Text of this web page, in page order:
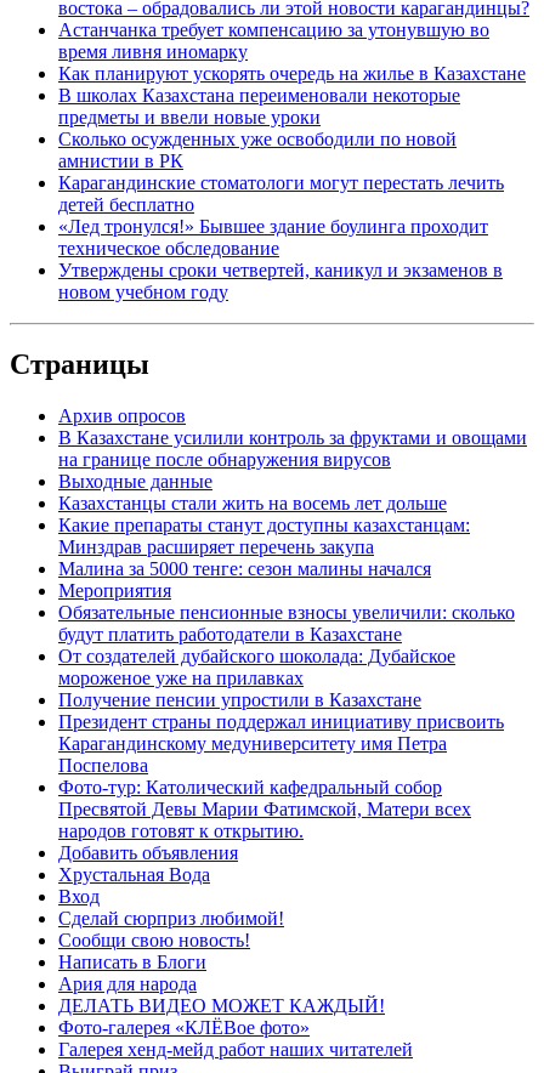
востока – обрадовались ли этой новости карагандинцы?
Астанчанка требует компенсацию за утонувшую во
время ливня иномарку
Как планируют ускорять очередь на жилье в Казахстане
В школах Казахстана переименовали некоторые
предметы и ввели новые уроки
Сколько осужденных уже освободили по новой
амнистии в РК
Карагандинские стоматологи могут перестать лечить
детей бесплатно
«Лед тронулся!» Бывшее здание боулинга проходит
техническое обследование
Утверждены сроки четвертей, каникул и экзаменов в
новом учебном году
Страницы
Архив опросов
В Казахстане усилили контроль за фруктами и овощами
на границе после обнаружения вирусов
Выходные данные
Казахстанцы стали жить на восемь лет дольше
Какие препараты станут доступны казахстанцам:
Минздрав расширяет перечень закупа
Малина за 5000 тенге: сезон малины начался
Мероприятия
Обязательные пенсионные взносы увеличили: сколько
будут платить работодатели в Казахстане
От создателей дубайского шоколада: Дубайское
мороженое уже на прилавках
Получение пенсии упростили в Казахстане
Президент страны поддержал инициативу присвоить
Карагандинскому медуниверситету имя Петра
Поспелова
Фото-тур: Католический кафедральный собор
Пресвятой Девы Марии Фатимской, Матери всех
народов готовят к открытию.
Добавить объявления
Хрустальная Вода
Вход
Сделай сюрприз любимой!
Сообщи свою новость!
Написать в Блоги
Ария для народа
ДЕЛАТЬ ВИДЕО МОЖЕТ КАЖДЫЙ!
Фото-галерея «КЛЁВое фото»
Галерея хенд-мейд работ наших читателей